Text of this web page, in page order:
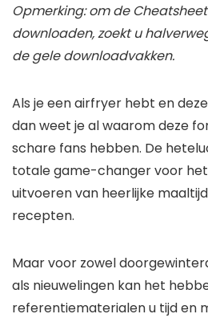
Opmerking: om de
downloaden, zoekt u
de gele downloadvakken.
Als je een airfryer hebt en
dan weet je al waarom deze
schare fans hebben. De
totale game-changer voor
uitvoeren van heerlijke
recepten.
Maar voor zowel
als nieuwelingen kan het
referentiematerialen u tijd en